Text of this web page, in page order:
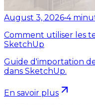
August 3, 2026•4
Comment utiliser les
SketchUp
Guide d'importation
dans SketchUp.
En savoir plus